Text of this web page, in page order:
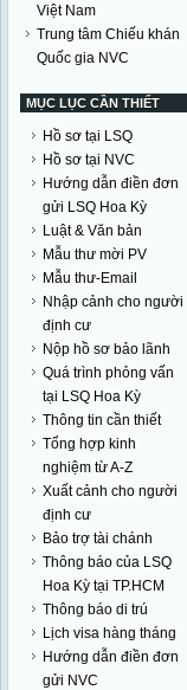
Việt Nam
Trung tâm Chiếu khán
Quốc gia NVC
MỤC LỤC CẦN THIẾT
Hồ sơ tại LSQ
Hồ sơ tại NVC
Hướng dẫn điền đơn
gửi LSQ Hoa Kỳ
Luật & Văn bản
Mẫu thư mời PV
Mẫu thư-Email
Nhập cảnh cho người
định cư
Nộp hồ sơ bảo lãnh
Quá trình phỏng vấn
tại LSQ Hoa Kỳ
Thông tin cần thiết
Tổng hợp kinh
nghiệm từ A-Z
Xuất cảnh cho người
định cư
Bảo trợ tài chánh
Thông báo của LSQ
Hoa Kỳ tại TP.HCM
Thông báo di trú
Lịch visa hàng tháng
Hướng dẫn điền đơn
gửi NVC